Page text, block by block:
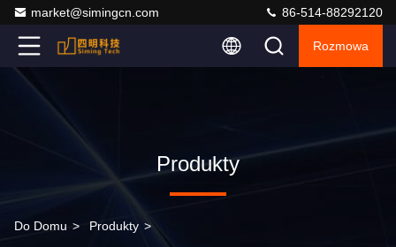
market@simingcn.com 86-514-88292120
Rozmowa
Produkty
Do Domu > Produkty >